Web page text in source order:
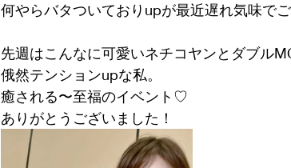
何やらバタついておりupが最近遅れ気味でご
先週はこんなに可愛いネチコヤンとダブル
俄然テンションupな私。
癒される〜至福のイベント♡
ありがとうございました！